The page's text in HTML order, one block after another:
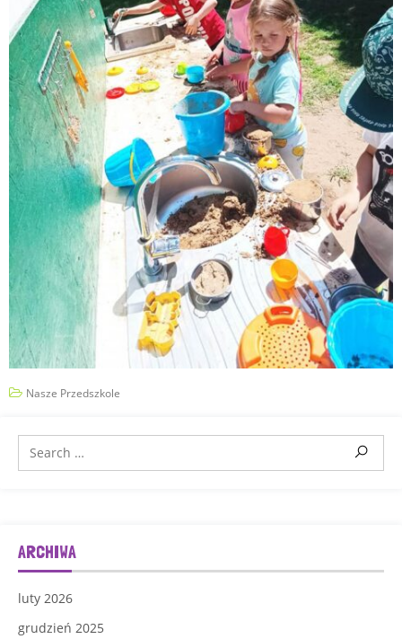
Nasze Przedszkole
ARCHIWA
luty 2026
grudzień 2025